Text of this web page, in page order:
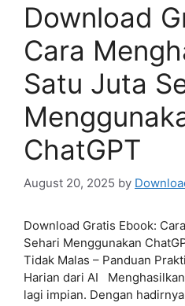
Download
Cara
Satu Juta
ChatGPT
August 20, 2025 by
Download Gratis Ebook:
Sehari Menggunakan
Tidak Malas – Panduan
Harian dari AI
lagi impian. Dengan